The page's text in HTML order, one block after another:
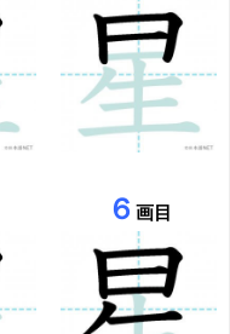
６ 画目